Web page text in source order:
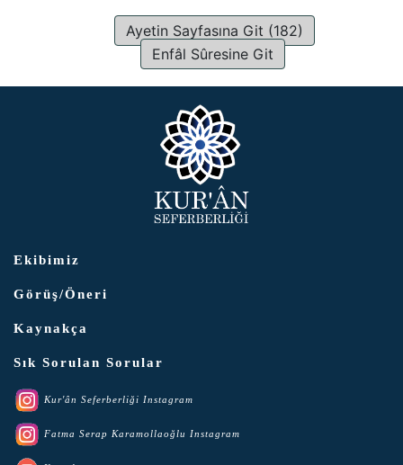
Ayetin Sayfasına Git (182)
Enfâl Sûresine Git
Ekibimiz
Görüş/Öneri
Kaynakça
Sık Sorulan Sorular
Kur'ân Seferberliği Instagram
Fatma Serap Karamollaoğlu Instagram